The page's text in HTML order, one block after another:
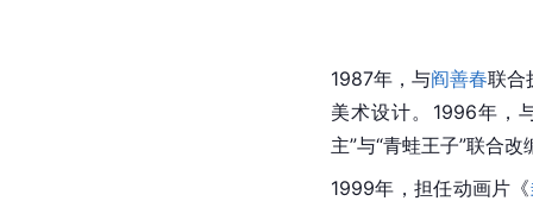
1987年，与阎善春联合
美术设计。1996年，
主”与“青蛙王子”联合改
1999年，担任动画片《